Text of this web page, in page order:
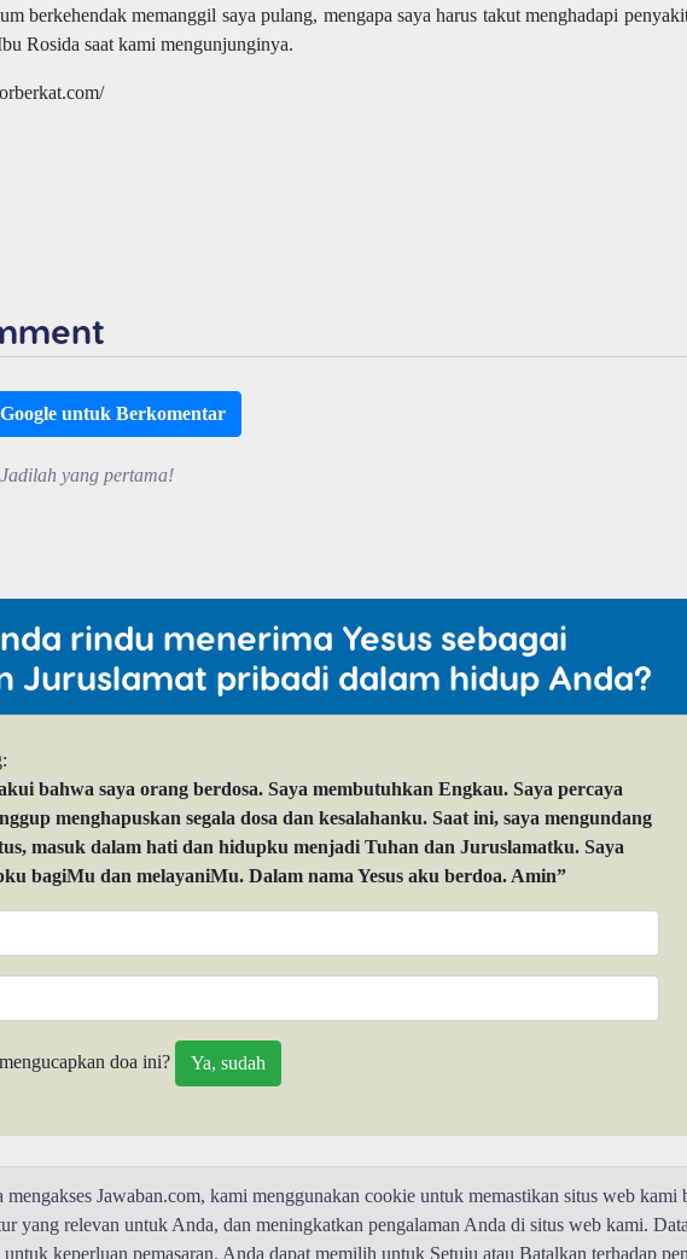
berkehendak memanggil saya pulang, mengapa saya harus takut menghadapi
Rosida saat kami mengunjunginya.
untuk Berkomentar
yang pertama!
rindu menerima Yesus sebagai
Juruslamat pribadi dalam hidup Anda?
bahwa saya orang berdosa. Saya membutuhkan Engkau. Saya percaya
menghapuskan segala dosa dan kesalahanku. Saat ini, saya mengundang
masuk dalam hati dan hidupku menjadi Tuhan dan Juruslamatku. Saya
bagiMu dan melayaniMu. Dalam nama Yesus aku berdoa. Amin”
doa ini?
Jawaban.com, kami menggunakan cookie untuk memastikan situs web kami
yang relevan untuk Anda, dan meningkatkan pengalaman Anda di situs web kami.
keperluan pemasaran. Anda dapat memilih untuk Setuju atau Batalkan terhadap
© 2026 Jawaban.com -Privacy Policy